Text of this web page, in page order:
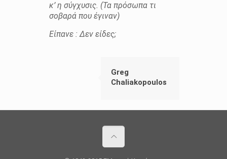
κ’ η σύγχυσις. (Τα πρόσωπα τι
σοβαρά που έγιναν)
Είπανε : Δεν είδες;
Greg
Chaliakopoulos